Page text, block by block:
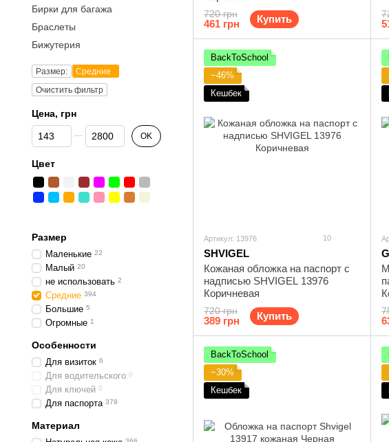
720 грн
461 грн Купить
BackToSchool
−46%
Кешбек
Артикул: 13976 10
SHVIGEL
Кожаная обложка на паспорт с
надписью SHVIGEL 13976
Коричневая
720 грн
389 грн Купить
BackToSchool
−30%
Кешбек
Бирки для багажа
Браслеты
Бижутерия
Размер:
Средние
Очистить фильтр
Цена, грн
От Цена, грн
До Цена, грн OK
Цвет
Размер
Маленькие 22
Малый 20
не использовать 2
Средние 394
Большие 5
Огромные 1
Особенности
Для визиток 6
Для водительского 0
Для ключей 0
Для паспорта 379
Материал